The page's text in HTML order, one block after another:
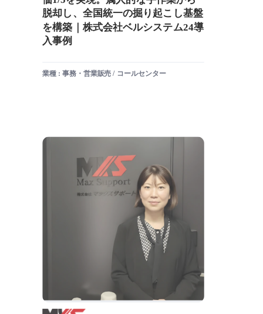
脱却し、全国統一の掘り起こし基盤
を構築｜株式会社ベルシステム24導
入事例
業種 : 事務・営業販売 / コールセンター